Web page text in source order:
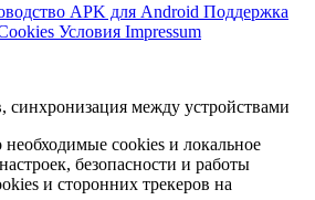
APK для Android Поддержка
Условия Impressum
синхронизация между устройствами
cookies и локальное
безопасности и работы
и сторонних трекеров на